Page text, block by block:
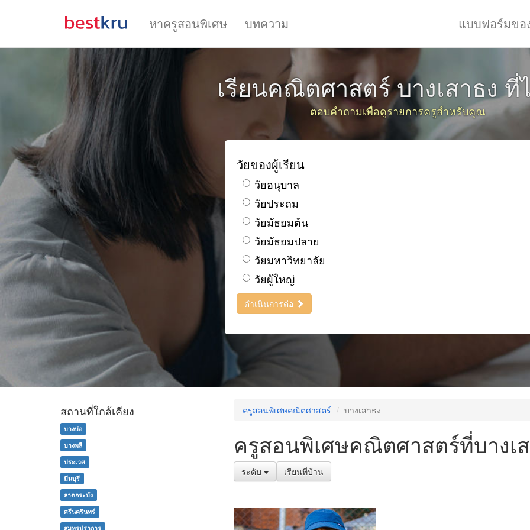
หาครูสอนพิเศษ บทความ แบบฟอร์มข
เรียนคณิตศาสตร์ บางเสาธง
ตอบคำถามเพื่อดูรายการครูสำหรับคุณ
วัยของผู้เรียน
วัยอนุบาล
วัยประถม
วัยมัธยมต้น
วัยมัธยมปลาย
วัยมหาวิทยาลัย
วัยผู้ใหญ่
ดำเนินการต่อ
ครูสอนพิเศษคณิตศาสตร์ บางเสาธง
ครูสอนพิเศษคณิตศาสตร์ที่บางเ
ระดับ เรียนที่บ้าน
สถานที่ใกล้เคียง
บางบ่อ
บางพลี
ประเวศ
มีนบุรี
ลาดกระบัง
ศรีนครินทร์
สมุทรปราการ